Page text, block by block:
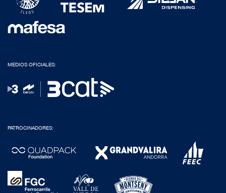
MEDIOS OFICIALES:
PATROCINADORES: